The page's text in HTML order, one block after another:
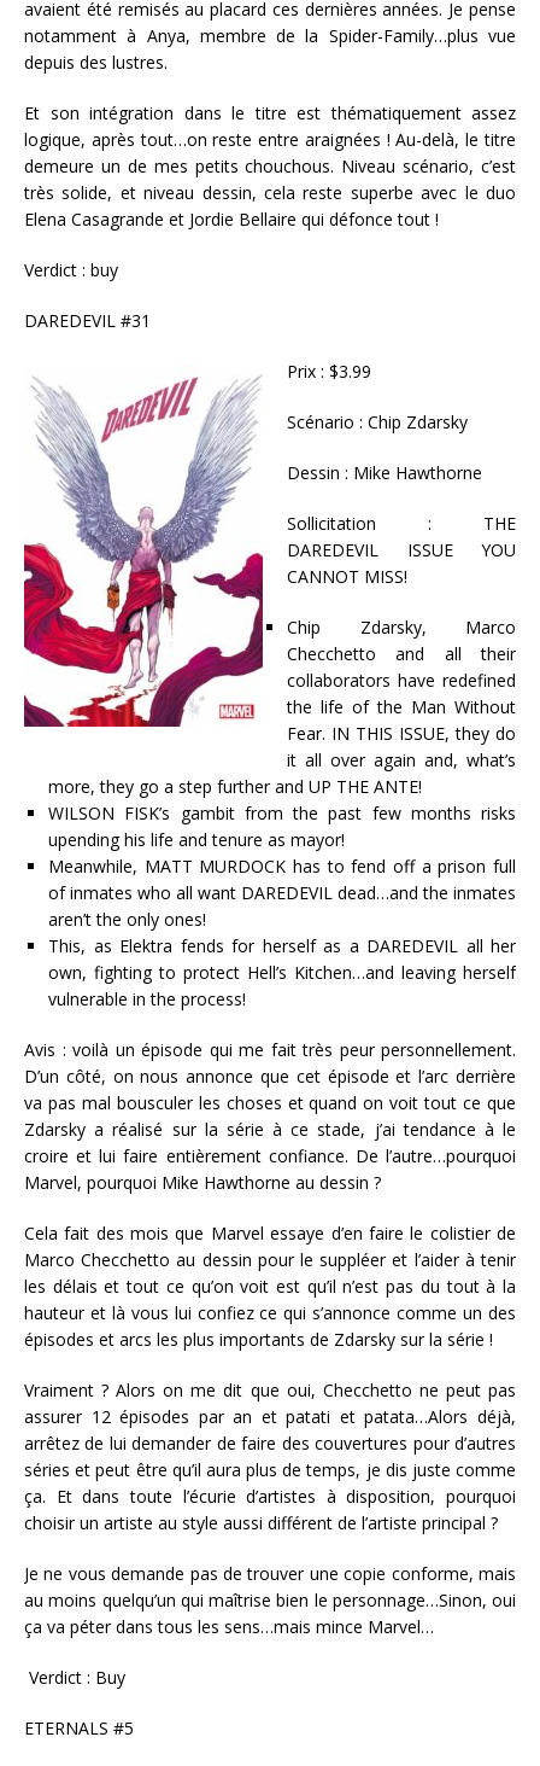
avaient été remisés au placard ces dernières années. Je pense
notamment à Anya, membre de la Spider-Family…plus vue
depuis des lustres.
Et son intégration dans le titre est thématiquement assez
logique, après tout…on reste entre araignées ! Au-delà, le titre
demeure un de mes petits chouchous. Niveau scénario, c’est
très solide, et niveau dessin, cela reste superbe avec le duo
Elena Casagrande et Jordie Bellaire qui défonce tout !
Verdict : buy
DAREDEVIL #31
Prix : $3.99
Scénario : Chip Zdarsky
Dessin : Mike Hawthorne
Sollicitation : THE
DAREDEVIL ISSUE YOU
CANNOT MISS!
Chip Zdarsky, Marco
Checchetto and all their
collaborators have redefined
the life of the Man Without
Fear. IN THIS ISSUE, they do
it all over again and, what’s
more, they go a step further and UP THE ANTE!
WILSON FISK’s gambit from the past few months risks
upending his life and tenure as mayor!
Meanwhile, MATT MURDOCK has to fend off a prison full
of inmates who all want DAREDEVIL dead…and the inmates
aren’t the only ones!
This, as Elektra fends for herself as a DAREDEVIL all her
own, fighting to protect Hell’s Kitchen…and leaving herself
vulnerable in the process!
Avis : voilà un épisode qui me fait très peur personnellement.
D’un côté, on nous annonce que cet épisode et l’arc derrière
va pas mal bousculer les choses et quand on voit tout ce que
Zdarsky a réalisé sur la série à ce stade, j’ai tendance à le
croire et lui faire entièrement confiance. De l’autre…pourquoi
Marvel, pourquoi Mike Hawthorne au dessin ?
Cela fait des mois que Marvel essaye d’en faire le colistier de
Marco Checchetto au dessin pour le suppléer et l’aider à tenir
les délais et tout ce qu’on voit est qu’il n’est pas du tout à la
hauteur et là vous lui confiez ce qui s’annonce comme un des
épisodes et arcs les plus importants de Zdarsky sur la série !
Vraiment ? Alors on me dit que oui, Checchetto ne peut pas
assurer 12 épisodes par an et patati et patata…Alors déjà,
arrêtez de lui demander de faire des couvertures pour d’autres
séries et peut être qu’il aura plus de temps, je dis juste comme
ça. Et dans toute l’écurie d’artistes à disposition, pourquoi
choisir un artiste au style aussi différent de l’artiste principal ?
Je ne vous demande pas de trouver une copie conforme, mais
au moins quelqu’un qui maîtrise bien le personnage…Sinon, oui
ça va péter dans tous les sens…mais mince Marvel…
Verdict : Buy
ETERNALS #5